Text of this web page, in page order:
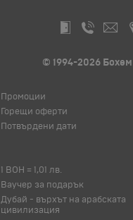
© 1994-2026
Промоции
Горещи оферти
Потвърдени дати
1 BOH = 1,01 лв.
Ваучер за подарък
Дубай - върхът на арабската
цивилизация